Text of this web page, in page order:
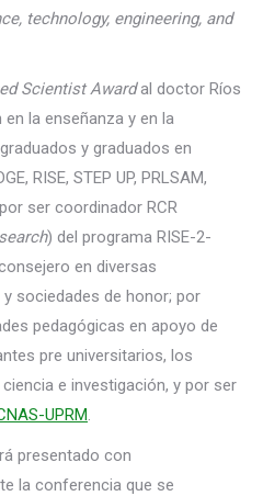
technology, engineering, and
Scientist Awardal doctor Ríos
la enseñanza y en la
y graduados en
RISE, STEP UP, PRLSAM,
ser coordinador RCR
) del programa RISE-2-
en diversas
sociedades de honor; por
pedagógicas en apoyo de
pre universitarios, los
e investigación, y por ser
UPRM.
presentado con
la conferencia que se